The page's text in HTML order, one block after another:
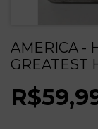
AMERICA -
GREATEST